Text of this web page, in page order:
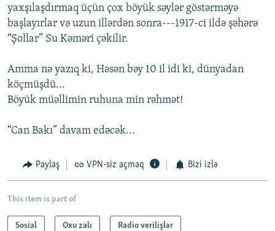
yaxşılaşdırmaq üçün çox böyük səylər göstərməyə
başlayırlar və uzun illərdən sonra---1917-ci ildə şəhərə
“Şollar” Su Kəməri çəkilir.
Amma nə yazıq ki, Həsən bəy 10 il idi ki, dünyadan
köçmüşdü...
Böyük müəllimin ruhuna min rəhmət!
“Can Bakı” davam edəcək...
Paylaş VPN-siz açmaq Bizi izlə
This item is part of
Sosial Oxu zalı Radio verilişlər